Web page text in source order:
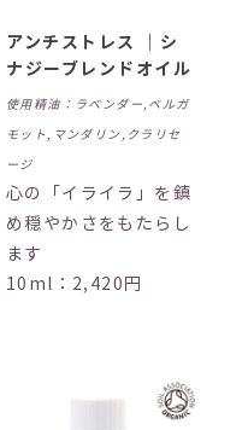
アンチストレス ｜シ
ナジーブレンドオイル
使用精油：ラベンダー,ベルガ
モット,マンダリン,クラリセ
ージ
心の「イライラ」を鎮
め穏やかさをもたらし
ます
10ml：2,420円